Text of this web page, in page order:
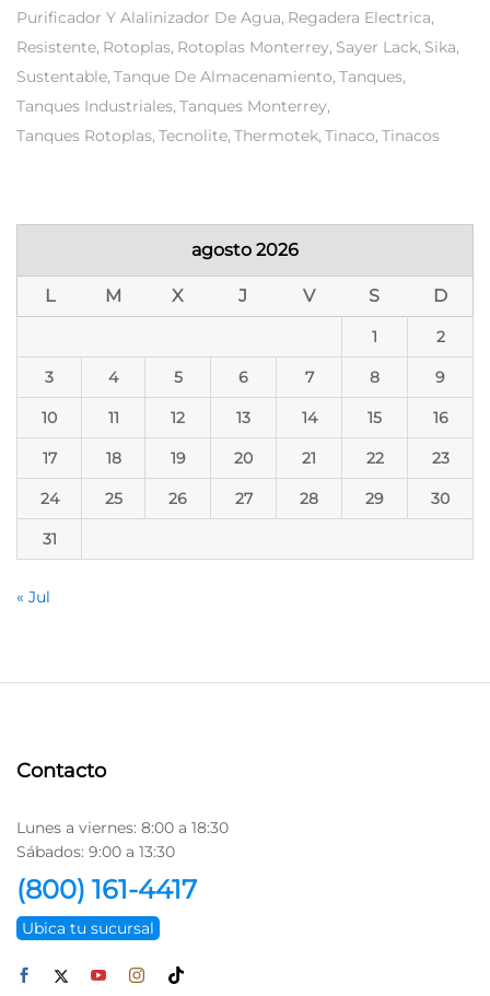
Purificador Y Alalinizador De Agua Regadera Electrica
Resistente Rotoplas Rotoplas Monterrey Sayer Lack Sika
Sustentable Tanque De Almacenamiento Tanques
Tanques Industriales Tanques Monterrey
Tanques Rotoplas Tecnolite Thermotek Tinaco Tinacos
agosto 2026
L M X J V S D
1 2
3 4 5 6 7 8 9
10 11 12 13 14 15 16
17 18 19 20 21 22 23
24 25 26 27 28 29 30
31
« Jul
Contacto
Lunes a viernes: 8:00 a 18:30
Sábados: 9:00 a 13:30
(800) 161-4417
Ubica tu sucursal